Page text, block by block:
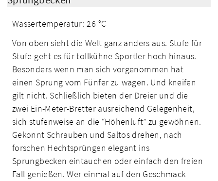
Wassertemperatur: 26 °C
Von oben sieht die Welt ganz anders aus. Stufe für
Stufe geht es für tollkühne Sportler hoch hinaus.
Besonders wenn man sich vorgenommen hat
einen Sprung vom Fünfer zu wagen. Und kneifen
gilt nicht. Schließlich bieten der Dreier und die
zwei Ein-Meter-Bretter ausreichend Gelegenheit,
sich stufenweise an die “Höhenluft” zu gewöhnen.
Gekonnt Schrauben und Saltos drehen, nach
forschen Hechtsprüngen elegant ins
Sprungbecken eintauchen oder einfach den freien
Fall genießen. Wer einmal auf den Geschmack